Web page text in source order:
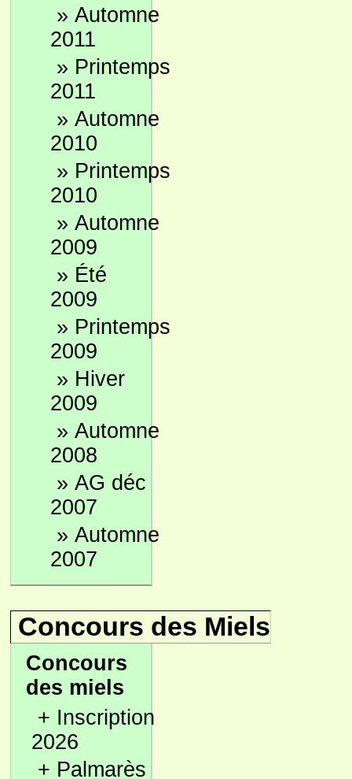
» Automne
2011
» Printemps
2011
» Automne
2010
» Printemps
2010
» Automne
2009
» Été
2009
» Printemps
2009
» Hiver
2009
» Automne
2008
» AG déc
2007
» Automne
2007
Concours des Miels
Concours
des miels
+ Inscription
2026
+ Palmarès